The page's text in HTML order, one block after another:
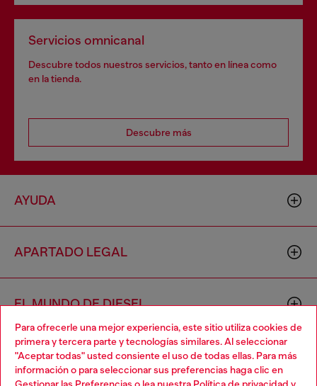
Para ofrecerle una mejor experiencia, este sitio utiliza cookies de
primera y tercera parte y tecnologías similares. Al seleccionar
"Aceptar todas" usted consiente el uso de todas ellas. Para más
información o para seleccionar sus preferencias haga clic en
Servicios omnicanal
Descubre todos nuestros servicios, tanto en línea como
en la tienda.
Descubre más
AYUDA
APARTADO LEGAL
EL MUNDO DE DIESEL
CORPORATIVO
Choose your location